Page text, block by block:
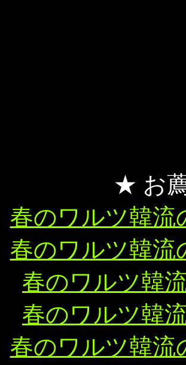
★ お
春のワルツ韓流
春のワルツ韓流
春のワルツ韓
春のワルツ韓
春のワルツ韓流